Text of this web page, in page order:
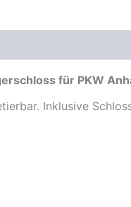
für PKW
Inklusive